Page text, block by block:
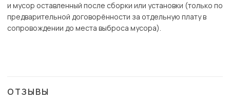
и мусор оставленный после сборки или установки (только по
предварительной договорённости за отдельную плату в
сопровождении до места выброса мусора).
ОТЗЫВЫ